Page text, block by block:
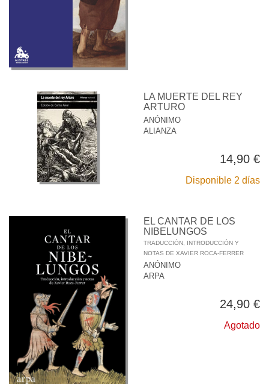
LA MUERTE DEL REY
ARTURO
ANÓNIMO
ALIANZA
14,90 €
Disponible 2 días
EL CANTAR DE LOS
NIBELUNGOS
TRADUCCIÓN, INTRODUCCIÓN Y
NOTAS DE XAVIER ROCA-FERRER
ANÓNIMO
ARPA
24,90 €
Agotado